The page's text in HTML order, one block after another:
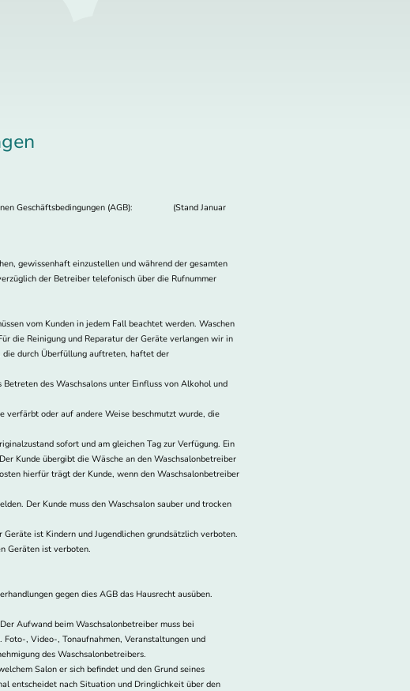
Geschäftsbedingungen (AGB): (Stand Januar
gewissenhaft einzustellen und während der gesamten
der Betreiber telefonisch über die Rufnummer
vom Kunden in jedem Fall beachtet werden. Waschen
die Reinigung und Reparatur der Geräte verlangen wir in
die durch Überfüllung auftreten, haftet der
des Waschsalons unter Einfluss von Alkohol und
verfärbt oder auf andere Weise beschmutzt wurde, die
sofort und am gleichen Tag zur Verfügung. Ein
Kunde übergibt die Wäsche an den Waschsalonbetreiber
hierfür trägt der Kunde, wenn den Waschsalonbetreiber
Der Kunde muss den Waschsalon sauber und trocken
ist Kindern und Jugendlichen grundsätzlich verboten.
Geräten ist verboten.
gegen dies AGB das Hausrecht ausüben.
Aufwand beim Waschsalonbetreiber muss bei
, Video-, Tonaufnahmen, Veranstaltungen und
des Waschsalonbetreibers.
Salon er sich befindet und den Grund seines
entscheidet nach Situation und Dringlichkeit über den